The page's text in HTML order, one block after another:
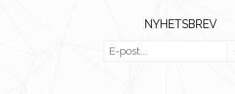
NYHETSBREV